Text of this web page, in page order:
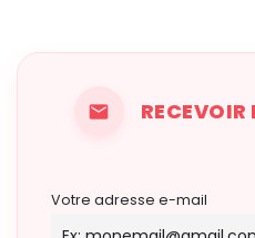
RECEVOIR
Votre adresse e-mail